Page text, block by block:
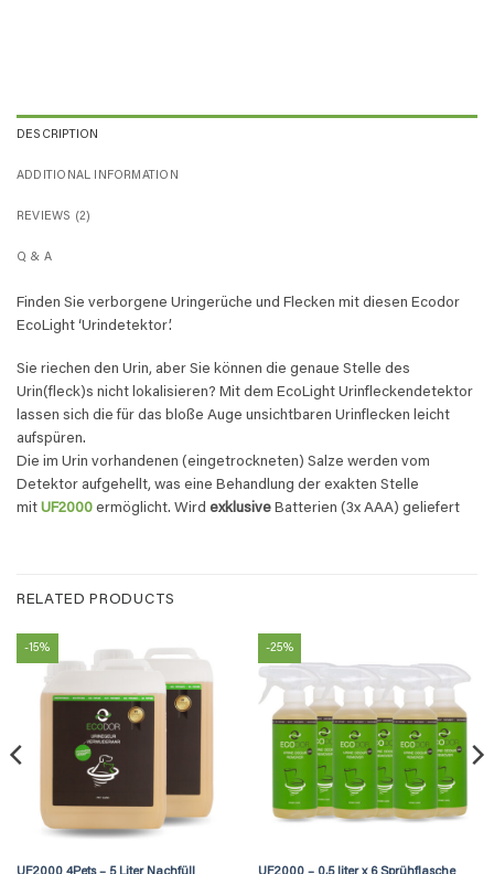
DESCRIPTION
ADDITIONAL INFORMATION
REVIEWS (2)
Q & A
Finden Sie verborgene Uringerüche und Flecken mit diesen Ecodor
EcoLight ‘Urindetektor’.
Sie riechen den Urin, aber Sie können die genaue Stelle des
Urin(fleck)s nicht lokalisieren? Mit dem EcoLight Urinfleckendetektor
lassen sich die für das bloße Auge unsichtbaren Urinflecken leicht
aufspüren.
Die im Urin vorhandenen (eingetrockneten) Salze werden vom
Detektor aufgehellt, was eine Behandlung der exakten Stelle
mit UF2000 ermöglicht. Wird exklusive Batterien (3x AAA) geliefert
RELATED PRODUCTS
-15% -25%